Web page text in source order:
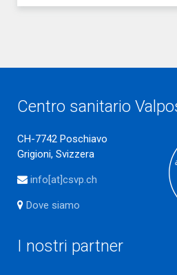
Centro sanitario
CH-7742 Poschiavo
Grigioni, Svizzera
info[at]csvp.ch
Dove siamo
I nostri partner